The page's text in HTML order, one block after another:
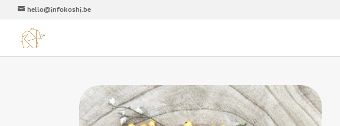
hello@infokoshi.be